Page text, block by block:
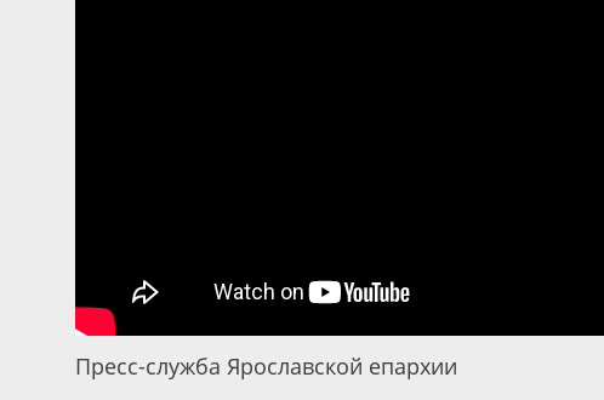
Пресс-служба Ярославской епархии